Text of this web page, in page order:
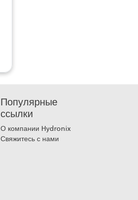
Популярные
ссылки
О компании Hydronix
Свяжитесь с нами